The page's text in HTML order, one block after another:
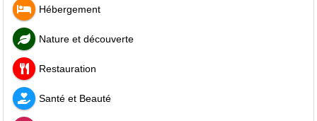
Hébergement
Nature et découverte
Restauration
Santé et Beauté